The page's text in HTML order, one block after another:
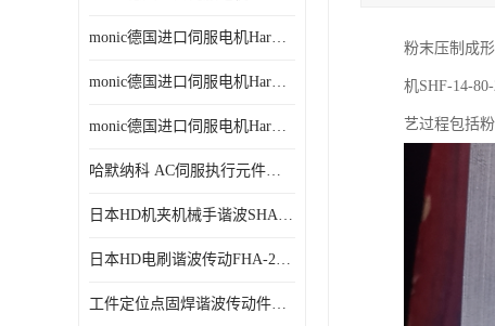
monic德国进口伺服电机Har中国总代理代理
monic德国进口伺服电机Har中国总代理公司
monic德国进口伺服电机Har中国总代理供应
哈默纳科 AC伺服执行元件扁平型SHA系列
日本HD机夹机械手谐波SHA32A120CG-B12B
日本HD电刷谐波传动FHA-25C-50-E250-C
工件定位点固焊谐波传动件哈默纳科CSF-45-100-2UH
粉末压制成
机SHF-14-
艺过程包括